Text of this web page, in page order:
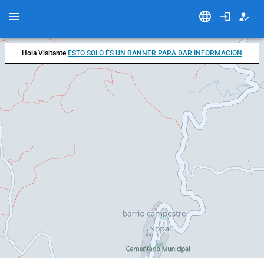
Hola Visitante ESTO SOLO ES UN BANNER PARA DAR INFORMACION